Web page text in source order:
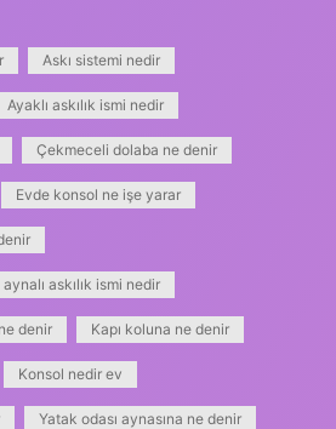
Askı sistemi nedir
Ayaklı askılık ismi nedir
Çekmeceli dolaba ne denir
Evde konsol ne işe yarar
askılık ismi nedir
denir Kapı koluna ne denir
Konsol nedir ev
Yatak odası aynasına ne denir